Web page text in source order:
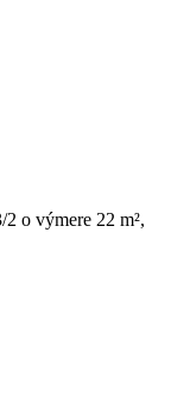
o výmere 22 m²,